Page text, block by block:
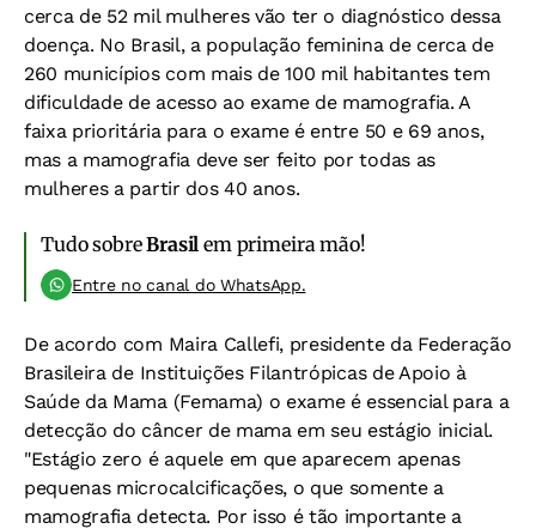
cerca de 52 mil mulheres vão ter o diagnóstico dessa
doença. No Brasil, a população feminina de cerca de
260 municípios com mais de 100 mil habitantes tem
dificuldade de acesso ao exame de mamografia. A
faixa prioritária para o exame é entre 50 e 69 anos,
mas a mamografia deve ser feito por todas as
mulheres a partir dos 40 anos.
Tudo sobreBrasil em primeira mão!
Entre no canal do WhatsApp.
De acordo com Maira Callefi, presidente da Federação
Brasileira de Instituições Filantrópicas de Apoio à
Saúde da Mama (Femama) o exame é essencial para a
detecção do câncer de mama em seu estágio inicial.
"Estágio zero é aquele em que aparecem apenas
pequenas microcalcificações, o que somente a
mamografia detecta. Por isso é tão importante a